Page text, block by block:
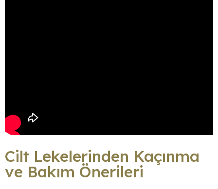
Cilt Lekelerinden Kaçınma
ve Bakım Önerileri